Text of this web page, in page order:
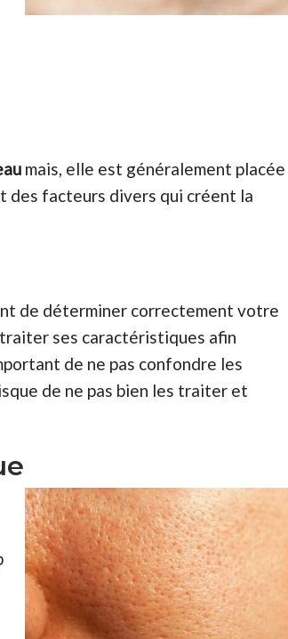
mais, elle est généralement placée
des facteurs divers qui créent la
de déterminer correctement votre
ses caractéristiques afin
de ne pas confondre les
de ne pas bien les traiter et